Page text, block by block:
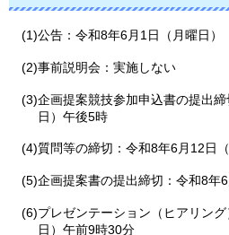
(1)公告：令和8年6月1日（月曜日）
(2)事前説明会：実施しない
(3)企画提案競技参加申込書の提出
日）午後5時
(4)質問等の締切：令和8年6月12日
(5)企画提案書の提出締切：令和8年
(6)プレゼンテーション（ヒアリン
日）午前9時30分